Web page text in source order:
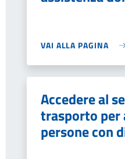
VAI ALLA PAGINA
Accedere al
trasporto per
persone con